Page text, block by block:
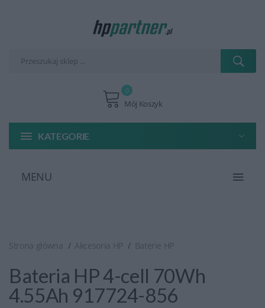
Mój Koszyk
0
KATEGORIE
MENU
Strona główna Akcesoria HP Baterie HP
Bateria HP 4-cell 70Wh
4.55Ah 917724-856